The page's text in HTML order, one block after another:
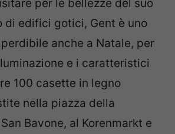
per le bellezze del suo
di edifici gotici, Gent è uno
anche a Natale, per
e i caratteristici
100 casette in legno
nella piazza della
Bavone, al Korenmarkt e